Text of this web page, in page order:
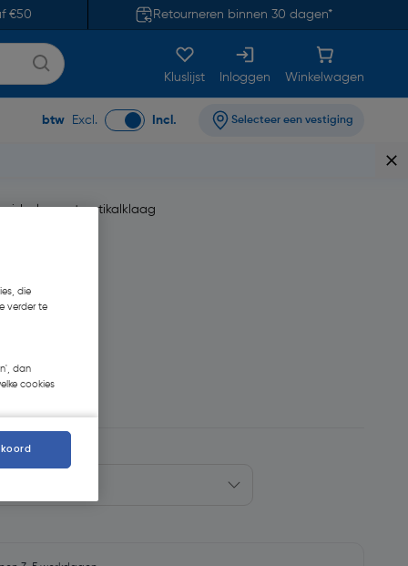
€50 Retourneren binnen 30 dagen*
Kluslijst Inloggen Winkelwagen
btw Excl. Incl. Selecteer een vestiging
met antikalklaag
die
verder te
dan
cookies